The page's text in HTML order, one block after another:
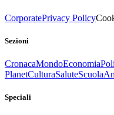
CorporatePrivacy Policy
Sezioni
CronacaMondoEconomia
PlanetCulturaSaluteScuola
Speciali